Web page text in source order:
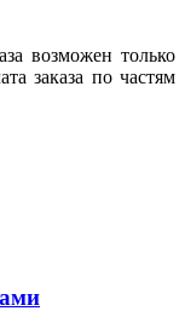
возможен только
заказа по частям